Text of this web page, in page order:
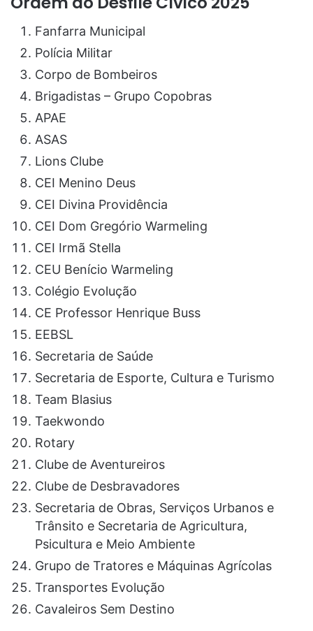
Fanfarra Municipal
Polícia Militar
Corpo de Bombeiros
Brigadistas – Grupo Copobras
APAE
ASAS
Lions Clube
CEI Menino Deus
CEI Divina Providência
CEI Dom Gregório Warmeling
CEI Irmã Stella
CEU Benício Warmeling
Colégio Evolução
CE Professor Henrique Buss
EEBSL
Secretaria de Saúde
Secretaria de Esporte, Cultura e Turismo
Team Blasius
Taekwondo
Rotary
Clube de Aventureiros
Clube de Desbravadores
Secretaria de Obras, Serviços Urbanos e
Trânsito e Secretaria de Agricultura,
Psicultura e Meio Ambiente
Grupo de Tratores e Máquinas Agrícolas
Transportes Evolução
Cavaleiros Sem Destino